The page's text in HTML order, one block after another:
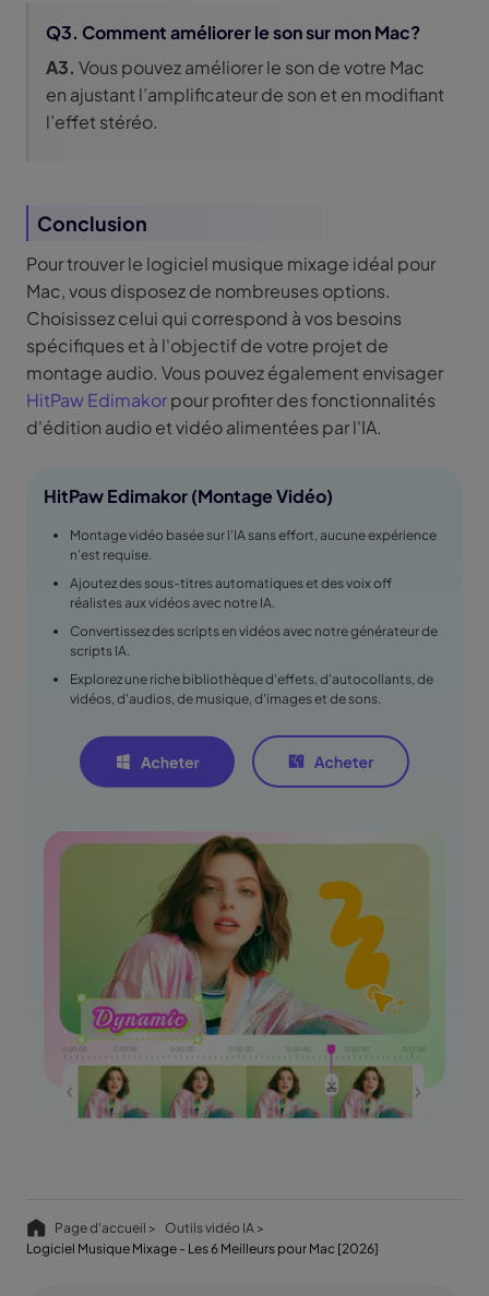
Q3. Comment améliorer le son sur mon Mac?
A3. Vous pouvez améliorer le son de votre Mac
en ajustant l’amplificateur de son et en modifiant
l’effet stéréo.
Conclusion
Pour trouver le logiciel musique mixage idéal pour
Mac, vous disposez de nombreuses options.
Choisissez celui qui correspond à vos besoins
spécifiques et à l'objectif de votre projet de
montage audio. Vous pouvez également envisager
HitPaw Edimakorpour profiter des fonctionnalités
d'édition audio et vidéo alimentées par l'IA.
HitPaw Edimakor (Montage Vidéo)
Montage vidéo basée sur l'IA sans effort, aucune expérience
n'est requise.
Ajoutez des sous-titres automatiques et des voix off
réalistes aux vidéos avec notre IA.
Convertissez des scripts en vidéos avec notre générateur de
scripts IA.
Explorez une riche bibliothèque d'effets, d'autocollants, de
vidéos, d'audios, de musique, d'images et de sons.
Page d'accueil >
Outils vidéo IA >
Logiciel Musique Mixage - Les 6 Meilleurs pour Mac [2026]